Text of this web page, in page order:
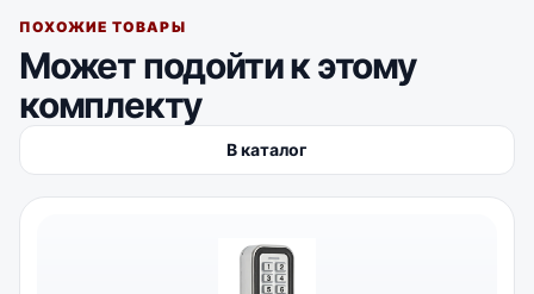
ПОХОЖИЕ ТОВАРЫ
Может подойти к этому
комплекту
В каталог